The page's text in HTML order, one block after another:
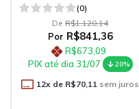
(0)
De R$1.120,14
Por R$841,36
R$673,09
PIX até dia 31/07
20%
12x de R$70,11 sem juros